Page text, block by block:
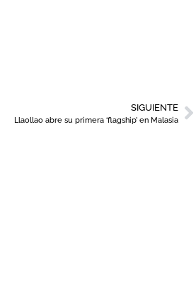
SIGUIENTE
Llaollao abre su primera ‘flagship’ en Malasia